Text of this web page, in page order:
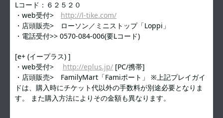
Lコード：６２５２０
・web受付> http://l-tike.com/
・店頭販売> ローソン／ミニストップ「Loppi」
・電話受付>> 0570-084-006(要Lコード)
[e+ (イープラス) ]
・web受付> http://eplus.jp/ [PC/携帯]
・店頭販売> FamilyMart「Famiポート」 ※上記プレイガイ
ドは、購入時にチケット代以外の手数料が別途必要となりま
す。 また購入方法によりその金額も異なります。